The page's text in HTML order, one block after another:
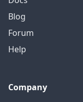
Blog
Forum
Help
Company